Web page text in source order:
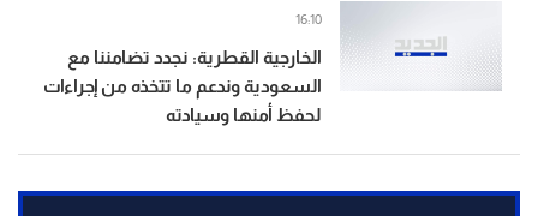
الخارجية القطرية: نجدد تضامننا مع
السعودية وندعم ما تتخذه من إجراءات
لحفظ أمنها وسيادته
16:10